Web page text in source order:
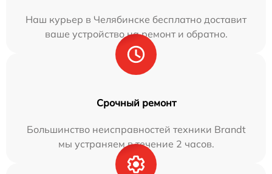
Наш курьер в Челябинске бесплатно доставит
ваше устройство на ремонт и обратно.
Срочный ремонт
Большинство неисправностей техники Brandt
мы устраняем в течение 2 часов.